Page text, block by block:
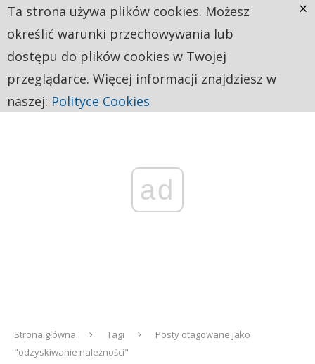
ad
Strona główna Tagi
Posty otagowane jako
"odzyskiwanie należności"
Ta strona używa plików cookies. Możesz
określić warunki przechowywania lub
dostępu do plików cookies w Twojej
przeglądarce. Więcej informacji znajdziesz w
naszej: Polityce Cookies
×